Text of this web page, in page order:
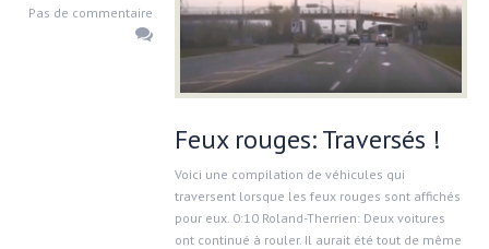
Pas de commentaire
Feux rouges: Traversés !
Voici une compilation de véhicules qui
traversent lorsque les feux rouges sont affichés
pour eux. 0:10 Roland-Therrien: Deux voitures
ont continué à rouler. Il aurait été tout de même